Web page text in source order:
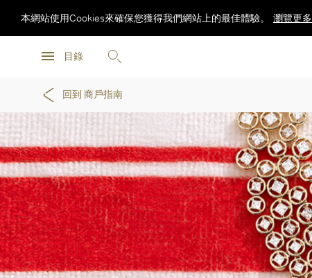
目錄
本網站使用Cookies來確保您獲得我們網站上的最佳體驗。 瀏覽更多
回到 商戶指南